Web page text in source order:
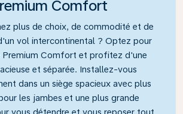
Comfort
plus de choix, de commodité et de
vol intercontinental ? Optez pour
Premium Comfort et profitez d'une
et séparée. Installez-vous
dans un siège spacieux avec plus
les jambes et une plus grande
vous détendre et vous reposer tout